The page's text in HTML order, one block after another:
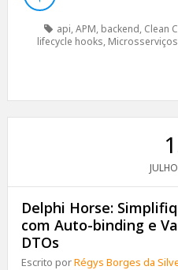
api,APM, backend, Clean
lifecycle hooks, Microsserviços
JULHO
Delphi Horse:
com Auto-binding e
DTOs
Escrito porRégys Borges da